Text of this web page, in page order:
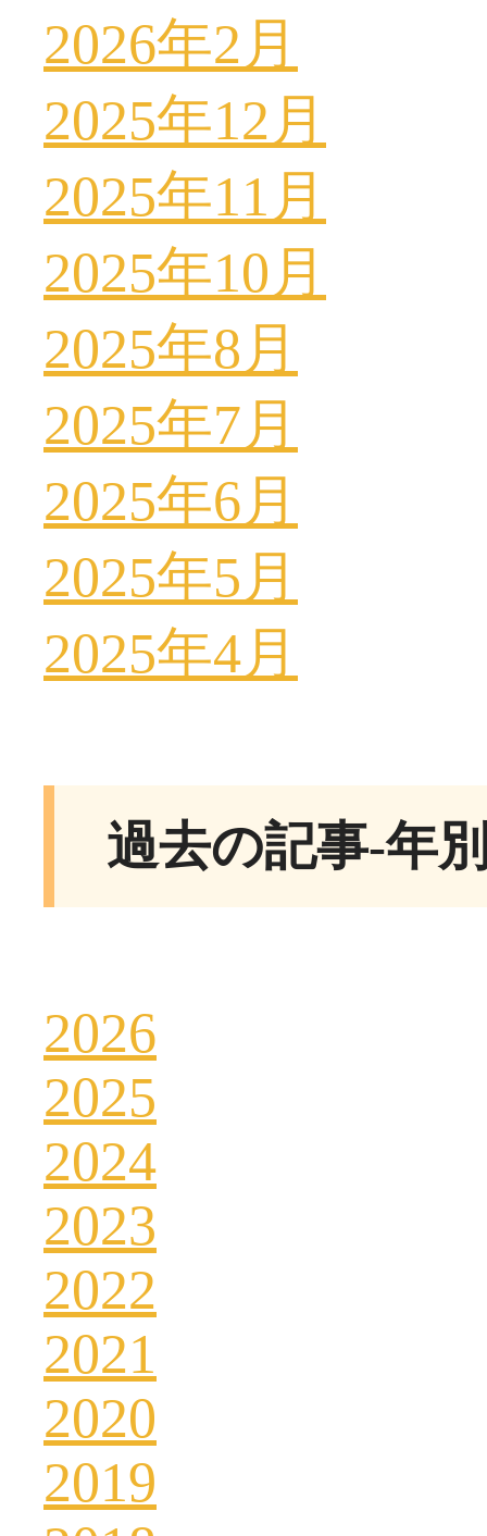
2026年2月
2025年12月
2025年11月
2025年10月
2025年8月
2025年7月
2025年6月
2025年5月
2025年4月
過去の記事-年
2026
2025
2024
2023
2022
2021
2020
2019